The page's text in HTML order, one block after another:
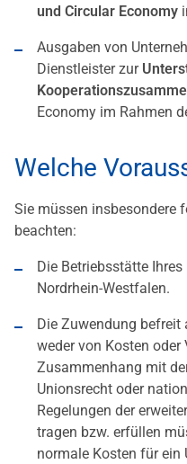
und Circular Economy
Ausgaben von
Dienstleister zur
Economy im Rahmen
Welche
Sie müssen insbesondere
beachten:
Die Betriebsstätte
Nordrhein-Westfalen.
Die Zuwendung befreit
weder von Kosten
Zusammenhang mit
Unionsrecht oder
Regelungen der
tragen bzw. erfüllen
normale Kosten für ein